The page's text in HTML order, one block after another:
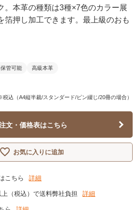
。本革の種類は3種×7色のカラー展
箔押し加工できます。最上級のおも
管可能 高級本革
税込（A4縦半裁/スタンダード/ピン綴じ/20冊の場合）
文・価格表はこちら
お気に入りに追加
こちら 詳細
（税込）で送料弊社負担 詳細